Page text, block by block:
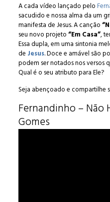
A cada vídeo lançado pelo
sacudido e nossa alma da um
manifesta de Jesus. A canção
seu novo projeto“Em Casa”,
Essa dupla, em uma sintonia
de Jesus. Doce e amável são
podem ser notados nos versos
Qual é o seu atributo para Ele?
Seja abençoado e compartilhe
Fernandinho – Não
Gomes